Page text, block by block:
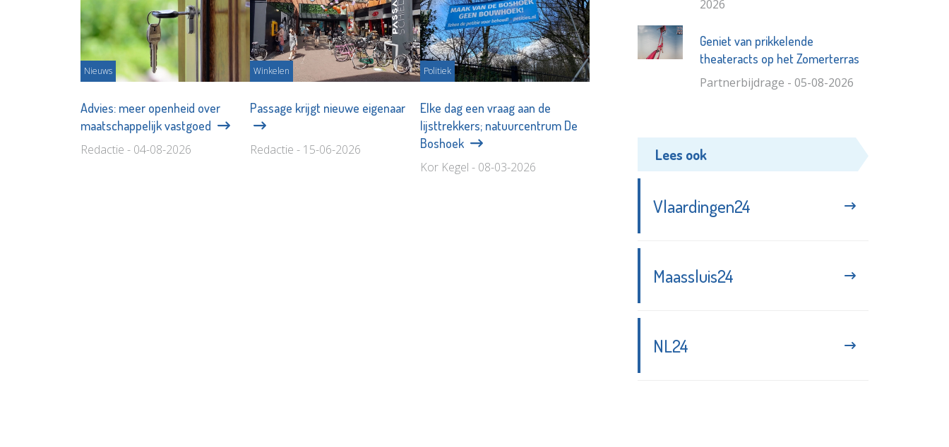
Nieuws
Advies: meer openheid over
maatschappelijk vastgoed
Redactie - 04-08-2026
Winkelen
Passage krijgt nieuwe eigenaar
Redactie - 15-06-2026
Politiek
Elke dag een vraag aan de
lijsttrekkers; natuurcentrum De
Boshoek
Kor Kegel - 08-03-2026
2026
Geniet van prikkelende
theateracts op het Zomerterras
Partnerbijdrage - 05-08-2026
Lees ook
Vlaardingen24
Maassluis24
NL24